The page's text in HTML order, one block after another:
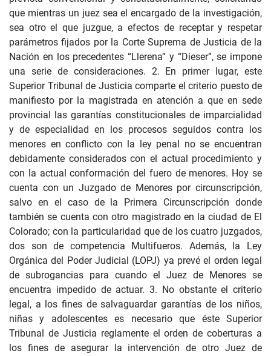
que mientras un juez sea el encargado de la investigación,
sea otro el que juzgue, a efectos de receptar y respetar
parámetros fijados por la Corte Suprema de Justicia de la
Nación en los precedentes “Llerena” y “Dieser”, se impone
una serie de consideraciones. 2. En primer lugar, este
Superior Tribunal de Justicia comparte el criterio puesto de
manifiesto por la magistrada en atención a que en sede
provincial las garantías constitucionales de imparcialidad
y de especialidad en los procesos seguidos contra los
menores en conflicto con la ley penal no se encuentran
debidamente considerados con el actual procedimiento y
con la actual conformación del fuero de menores. Hoy se
cuenta con un Juzgado de Menores por circunscripción,
salvo en el caso de la Primera Circunscripción donde
también se cuenta con otro magistrado en la ciudad de El
Colorado; con la particularidad que de los cuatro juzgados,
dos son de competencia Multifueros. Además, la Ley
Orgánica del Poder Judicial (LOPJ) ya prevé el orden legal
de subrogancias para cuando el Juez de Menores se
encuentra impedido de actuar. 3. No obstante el criterio
legal, a los fines de salvaguardar garantías de los niños,
niñas y adolescentes es necesario que éste Superior
Tribunal de Justicia reglamente el orden de coberturas a
los fines de asegurar la intervención de otro Juez de